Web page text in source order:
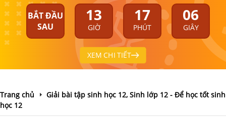
BẮT ĐẦU
SAU
13
GIỜ
17
PHÚT
05
GIÂY
XEM CHI TIẾT
Trang chủ
Giải bài tập sinh học 12, Sinh lớp 12 - Để học tốt sinh
học 12